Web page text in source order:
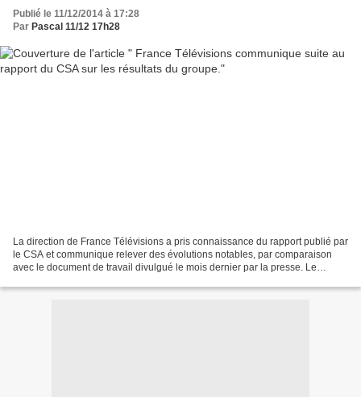
Publié le 11/12/2014 à 17:28
Par Pascal 11/12 17h28
La direction de France Télévisions a pris connaissance du rapport publié par
le CSA et communique relever des évolutions notables, par comparaison
avec le document de travail divulgué le mois dernier par la presse. Le